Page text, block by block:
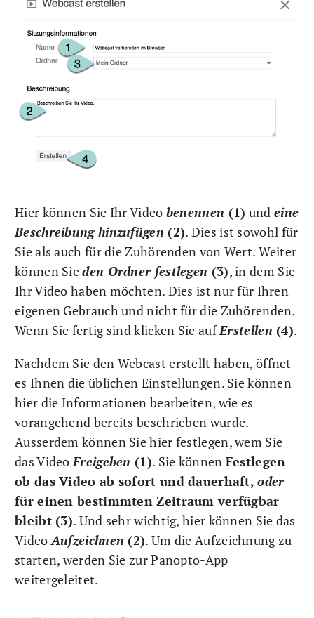
Hier können Sie Ihr Video benennen (1) und eine
Beschreibung hinzufügen (2). Dies ist sowohl für
Sie als auch für die Zuhörenden von Wert. Weiter
können Sieden Ordner festlegen (3), in dem Sie
Ihr Video haben möchten. Dies ist nur für Ihren
eigenen Gebrauch und nicht für die Zuhörenden.
Wenn Sie fertig sind klicken Sie aufErstellen (4).
Nachdem Sie den Webcast erstellt haben, öffnet
es Ihnen die üblichen Einstellungen. Sie können
hier die Informationen bearbeiten, wie es
vorangehend bereits beschrieben wurde.
Ausserdem können Sie hier festlegen, wem Sie
das VideoFreigeben (1). Sie können Festlegen
ob das Video ab sofort und dauerhaft,oder
für einen bestimmten Zeitraum verfügbar
bleibt (3). Und sehr wichtig, hier können Sie das
VideoAufzeichnen (2). Um die Aufzeichnung zu
starten, werden Sie zur Panopto-App
weitergeleitet.